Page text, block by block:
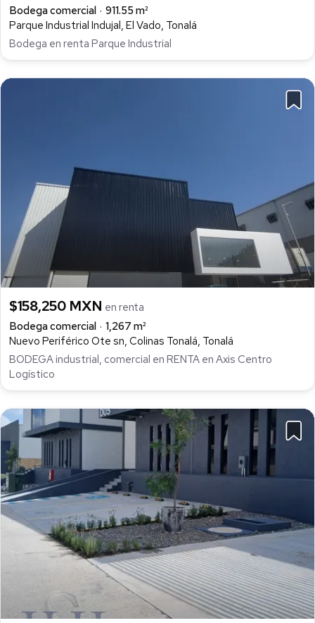
Bodega comercial
911.55 m²
Parque Industrial Indujal, El Vado, Tonalá
Bodega en renta Parque Industrial
$158,250 MXN en renta
Bodega comercial
1,267 m²
Nuevo Periférico Ote sn, Colinas Tonalá, Tonalá
BODEGA industrial, comercial en RENTA en Axis Centro
Logístico